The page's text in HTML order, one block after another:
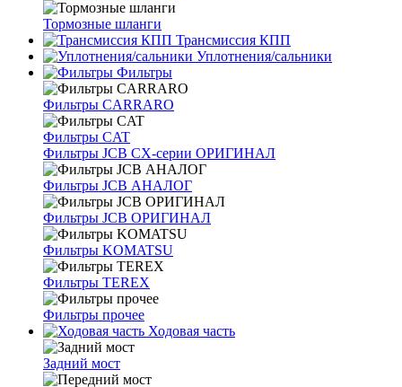
Тормозные шланги
Трансмиссия КПП
Уплотнения/сальники
Фильтры
Фильтры CARRARO
Фильтры CAT
Фильтры JCB CX-серии ОРИГИНАЛ
Фильтры JCB АНАЛОГ
Фильтры JCB ОРИГИНАЛ
Фильтры KOMATSU
Фильтры TEREX
Фильтры прочее
Ходовая часть
Задний мост